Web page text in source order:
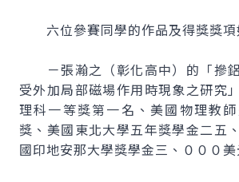
六位參賽同學的作品及得獎獎項
－張瀚之（彰化高中）的「摻
受外加局部磁場作用時現象之研究
理科一等獎第一名、美國物理教
獎、美國東北大學五年獎學金二五
國印地安那大學獎學金三、０００美